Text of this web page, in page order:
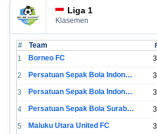
Liga 1
Klasemen
# Team
1 Borneo FC
2
Persatuan Sepak Bola Indonesia Bandung
3
Persatuan Sepak Bola Indonesia Jakarta
4
Persatuan Sepak Bola Surabaya
5
Maluku Utara United FC